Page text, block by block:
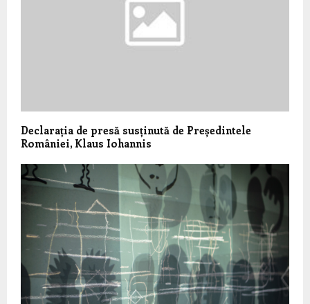
Declarația de presă susținută de Președintele
României, Klaus Iohannis